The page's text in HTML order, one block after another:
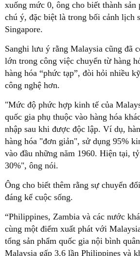
xuống mức 0, ông cho biết thành sản
chú ý, đặc biệt là trong bối cảnh lịch
Singapore.
Sanghi lưu ý rằng Malaysia cũng đã
lớn trong công việc chuyển từ hàng
hàng hóa “phức tạp”, đòi hỏi nhiều
công nghệ hơn.
"Mức độ phức hợp kinh tế của
quốc gia phụ thuộc vào hàng hóa
nhập sau khi được độc lập. Ví dụ,
hàng hóa "đơn giản", sử dụng 95%
vào đầu những năm 1960. Hiện tại,
30%", ông nói.
Ông cho biết thêm rằng sự chuyển
đáng kể cuộc sống.
“Philippines, Zambia và các nước
cùng một điểm xuất phát với
tổng sản phẩm quốc gia nội bình
Malaysia gấp 3,6 lần Philippines và